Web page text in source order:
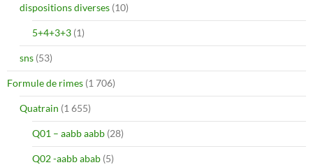
dispositions diverses (10)
5+4+3+3 (1)
sns (53)
Formule de rimes (1 706)
Quatrain (1 655)
Q01 – aabb aabb (28)
Q02 -aabb abab (5)